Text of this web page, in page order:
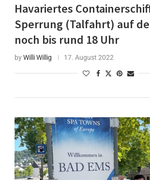
Havariertes
Sperrung (Talfahrt) auf
noch bis rund 18 Uhr
byWilli Willig 17. August 2022